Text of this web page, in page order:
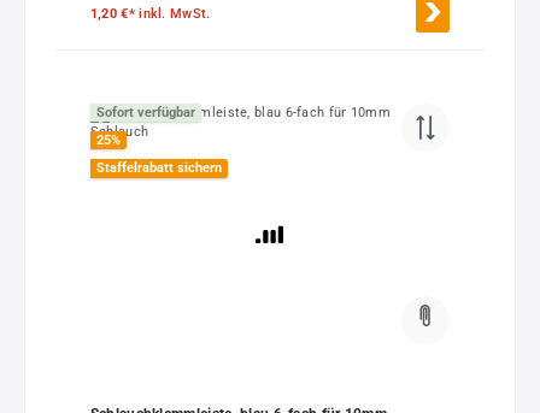
1,20 €*inkl. MwSt.
Sofort verfügbar
25%
Staffelrabatt sichern